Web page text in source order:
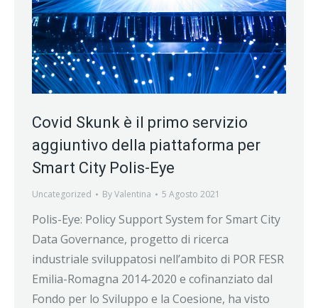
Covid Skunk è il primo servizio
aggiuntivo della piattaforma per
Smart City Polis-Eye
Uncategorized ByValentina 5 Agosto 2021
Polis-Eye: Policy Support System for Smart City
Data Governance, progetto di ricerca
industriale sviluppatosi nell’ambito di POR FESR
Emilia-Romagna 2014-2020 e cofinanziato dal
Fondo per lo Sviluppo e la Coesione, ha visto